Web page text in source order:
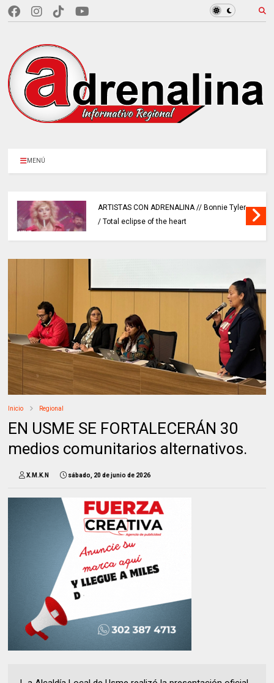
MENÚ
SELECCIÓN CUNDINAMARCA de baloncesto
se coronó campeona nacional.
Inicio Regional
EN USME SE FORTALECERÁN 30
medios comunitarios alternativos.
X.M.K.N sábado, 20 de junio de 2026